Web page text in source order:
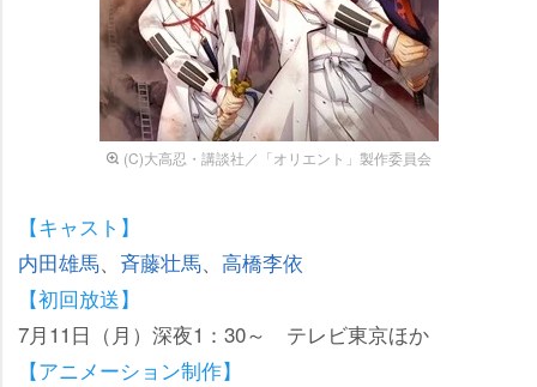
(C)大高忍・講談社／「オリエント」製作委員会
【キャスト】
内田雄馬、 斉藤壮馬、 高橋李依
【初回放送】
7月11日（月）深夜1：30～ テレビ東京ほか
【アニメーション制作】